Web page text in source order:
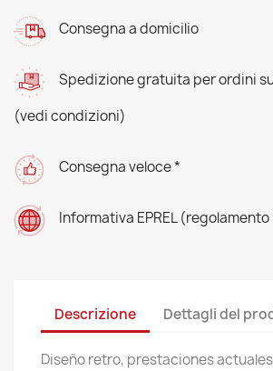
Consegna a domicilio
Spedizione gratuita per ordini
(vedi condizioni)
Consegna veloce *
Informativa EPREL
Descrizione Dettagli del
Diseño retro, prestaciones